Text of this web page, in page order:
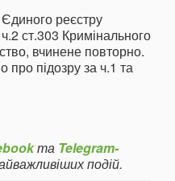
реєстру
ст.303 Кримінального
вчинене повторно.
про підозру за ч.1 та
та Telegram-
подій.